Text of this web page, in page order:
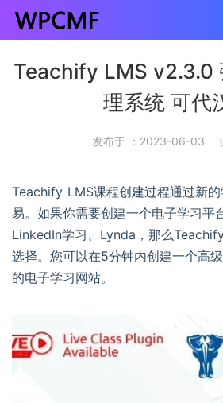
Teachify LMS v2.3.0
理系统 可代
发布于 ：2023-06-03
Teachify LMS课程创建过程通过新
易。如果你需要创建一个电子学习平
LinkedIn学习、Lynda，那么
选择。您可以在5分钟内创建一个高
的电子学习网站。